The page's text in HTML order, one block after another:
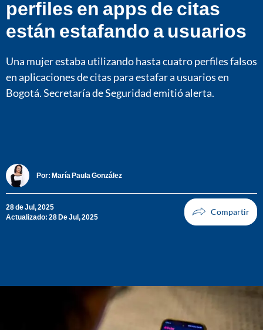
perfiles en apps de citas
están estafando a usuarios
Una mujer estaba utilizando hasta cuatro perfiles falsos
en aplicaciones de citas para estafar a usuarios en
Bogotá. Secretaría de Seguridad emitió alerta.
Por: María Paula González
28 de Jul, 2025
Actualizado: 28 De Jul, 2025